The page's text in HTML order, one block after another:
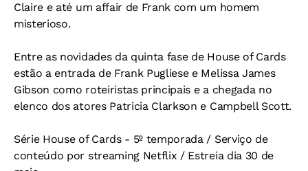
Claire e até um affair de Frank com um homem
misterioso.
Entre as novidades da quinta fase de House of Cards
estão a entrada de Frank Pugliese e Melissa James
Gibson como roteiristas principais e a chegada no
elenco dos atores Patricia Clarkson e Campbell Scott.
Série House of Cards - 5º temporada / Serviço de
conteúdo por streaming Netflix / Estreia dia 30 de